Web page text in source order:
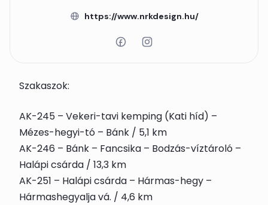
https://www.nrkdesign.hu/
Szakaszok:
AK-245 – Vekeri-tavi kemping (Kati híd) –
Mézes-hegyi-tó – Bánk / 5,1 km
AK-246 – Bánk – Fancsika – Bodzás-víztároló –
Halápi csárda / 13,3 km
AK-251 – Halápi csárda – Hármas-hegy –
Hármashegyalja vá. / 4,6 km